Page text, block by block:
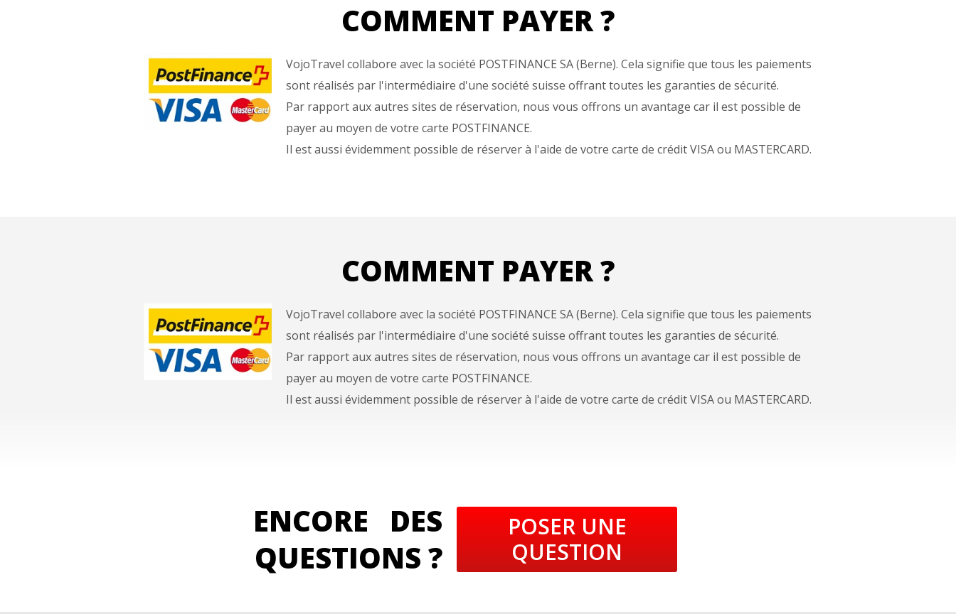
COMMENT PAYER ?
VojoTravel collabore avec la société POSTFINANCE SA (Berne). Cela signifie que tous les paiements
sont réalisés par l'intermédiaire d'une société suisse offrant toutes les garanties de sécurité.
Par rapport aux autres sites de réservation, nous vous offrons un avantage car il est possible de
payer au moyen de votre carte POSTFINANCE.
Il est aussi évidemment possible de réserver à l'aide de votre carte de crédit VISA ou MASTERCARD.
COMMENT PAYER ?
VojoTravel collabore avec la société POSTFINANCE SA (Berne). Cela signifie que tous les paiements
sont réalisés par l'intermédiaire d'une société suisse offrant toutes les garanties de sécurité.
Par rapport aux autres sites de réservation, nous vous offrons un avantage car il est possible de
payer au moyen de votre carte POSTFINANCE.
Il est aussi évidemment possible de réserver à l'aide de votre carte de crédit VISA ou MASTERCARD.
ENCORE DES
QUESTIONS ?
POSER UNE
QUESTION